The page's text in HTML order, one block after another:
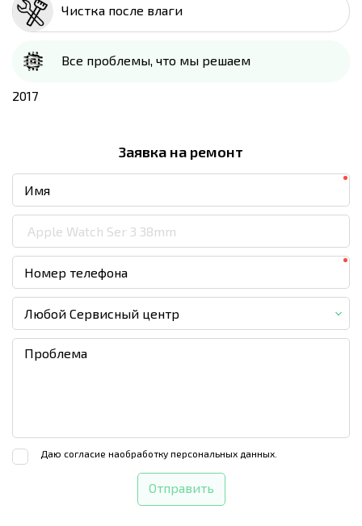
Чистка после влаги
Все проблемы, что мы решаем
2017
Заявка на ремонт
Любой Сервисный центр
Даю согласие наобработку персональных данных.
Отправить